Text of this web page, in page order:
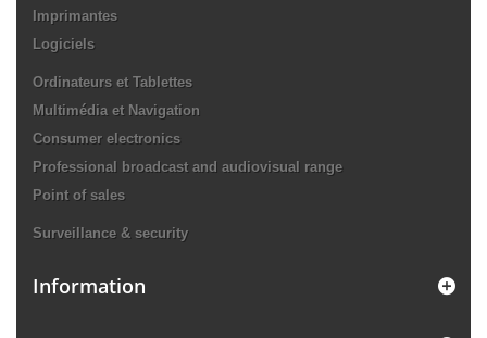
Imprimantes
Logiciels
Ordinateurs et Tablettes
Multimédia et Navigation
Consumer electronics
Professional broadcast and audiovisual range
Point of sales
Surveillance & security
Information